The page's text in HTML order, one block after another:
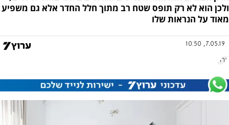
ולכן הוא לא רק תופס שטח רב מתוך חלל החדר אלא גם משפיע
מאוד על הנראות שלו
7.05.19, 10:50
ארון